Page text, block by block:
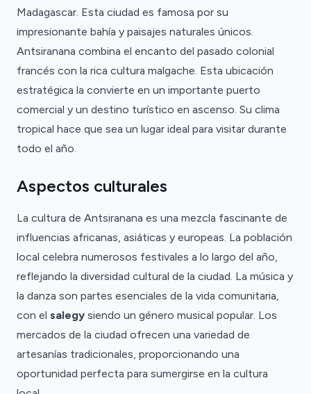
Madagascar. Esta ciudad es famosa por su
impresionante bahía y paisajes naturales únicos.
Antsiranana combina el encanto del pasado colonial
francés con la rica cultura malgache. Esta ubicación
estratégica la convierte en un importante puerto
comercial y un destino turístico en ascenso. Su clima
tropical hace que sea un lugar ideal para visitar durante
todo el año.
Aspectos culturales
La cultura de Antsiranana es una mezcla fascinante de
influencias africanas, asiáticas y europeas. La población
local celebra numerosos festivales a lo largo del año,
reflejando la diversidad cultural de la ciudad. La música y
la danza son partes esenciales de la vida comunitaria,
con el salegy siendo un género musical popular. Los
mercados de la ciudad ofrecen una variedad de
artesanías tradicionales, proporcionando una
oportunidad perfecta para sumergirse en la cultura